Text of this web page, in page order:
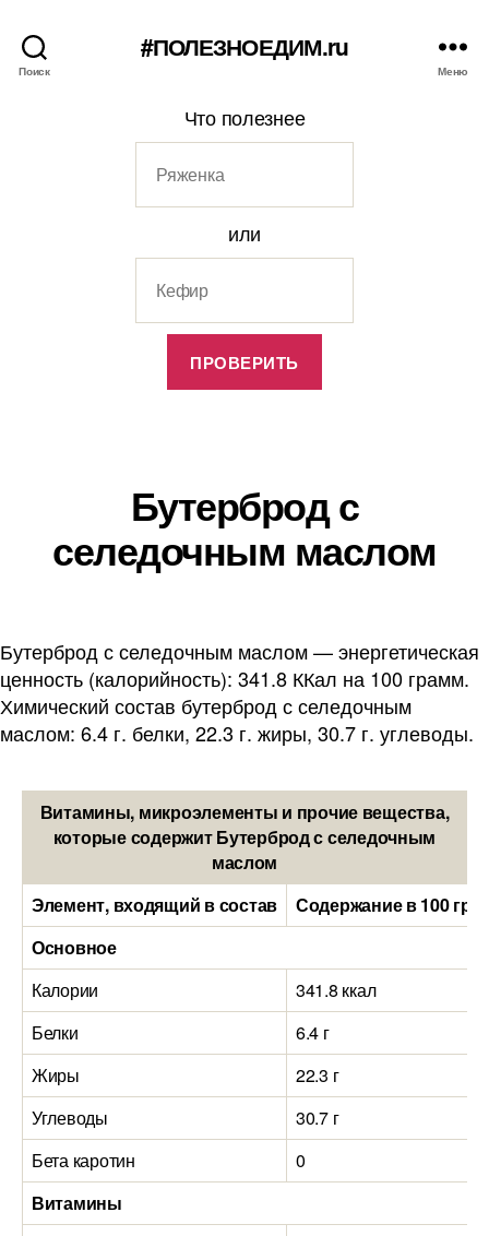
Поиск
#ПОЛЕЗНОЕДИМ.ru
Меню
Что полезнее
или
Бутерброд с
селедочным маслом
Бутерброд с селедочным маслом — энергетическая
ценность (калорийность): 341.8 ККал на 100 грамм.
Химический состав бутерброд с селедочным
маслом: 6.4 г. белки, 22.3 г. жиры, 30.7 г. углеводы.
Витамины, микроэлементы и прочие вещества,
которые содержит Бутерброд с селедочным
маслом
Элемент, входящий в состав
Содержание в 100
Основное
Калории
341.8 ккал
Белки
6.4 г
Жиры
22.3 г
Углеводы
30.7 г
Бета каротин
0
Витамины